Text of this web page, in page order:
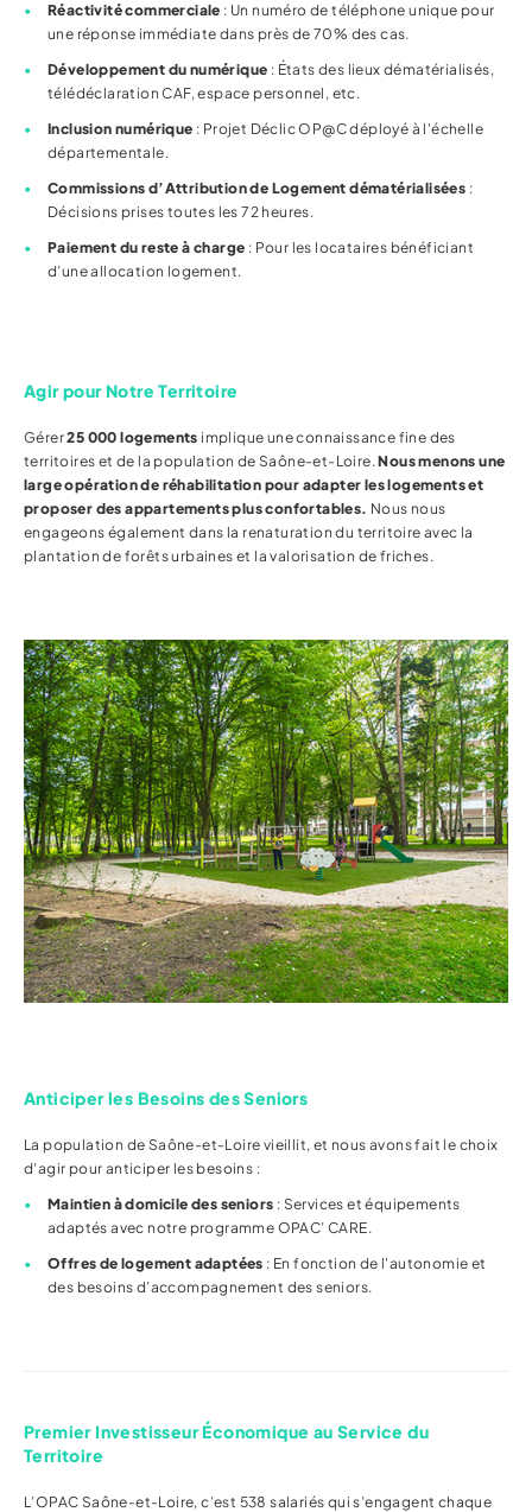
Réactivité commerciale : Un numéro de téléphone unique pour
une réponse immédiate dans près de 70% des cas.
Développement du numérique : États des lieux dématérialisés,
télédéclaration CAF, espace personnel, etc.
Inclusion numérique : Projet Déclic OP@C déployé à l'échelle
départementale.
Commissions d’Attribution de Logement dématérialisées :
Décisions prises toutes les 72 heures.
Paiement du reste à charge : Pour les locataires bénéficiant
d’une allocation logement.
Agir pour Notre Territoire
Gérer25 000 logements implique une connaissance fine des
territoires et de la population de Saône-et-Loire.Nous menons une
large opération de réhabilitation pour adapter les logements et
proposer des appartements plus confortables. Nous nous
engageons également dans la renaturation du territoire avec la
plantation de forêts urbaines et la valorisation de friches.
Anticiper les Besoins des Seniors
La population de Saône-et-Loire vieillit, et nous avons fait le choix
d’agir pour anticiper les besoins :
Maintien à domicile des seniors : Services et équipements
adaptés avec notre programme OPAC’ CARE.
Offres de logement adaptées : En fonction de l'autonomie et
des besoins d’accompagnement des seniors.
Premier Investisseur Économique au Service du
Territoire
L’OPAC Saône-et-Loire, c’est 538 salariés qui s’engagent chaque